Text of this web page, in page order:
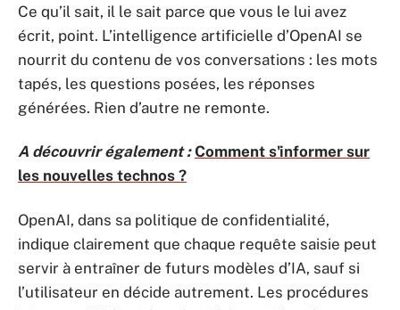
Ce qu’il sait, il le sait parce que vous le lui avez
écrit, point. L’intelligence artificielle d’OpenAI se
nourrit du contenu de vos conversations : les mots
tapés, les questions posées, les réponses
générées. Rien d’autre ne remonte.
A découvrir également : Comment s'informer sur
les nouvelles technos ?
OpenAI, dans sa politique de confidentialité,
indique clairement que chaque requête saisie peut
servir à entraîner de futurs modèles d’IA, sauf si
l’utilisateur en décide autrement. Les procédures